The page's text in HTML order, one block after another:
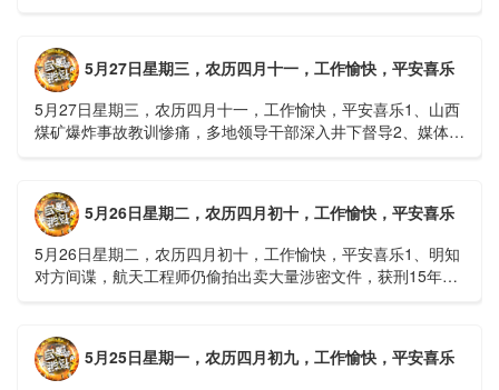
5月27日星期三，农历四月十一，工作愉快，平安喜乐
5月27日星期三，农历四月十一，工作愉快，平安喜乐1、山西
煤矿爆炸事故教训惨痛，多地领导干部深入井下督导2、媒体：
5月26日星期二，农历四月初十，工作愉快，平安喜乐
5月26日星期二，农历四月初十，工作愉快，平安喜乐1、明知
对方间谍，航天工程师仍偷拍出卖大量涉密文件，获刑15年
5月25日星期一，农历四月初九，工作愉快，平安喜乐